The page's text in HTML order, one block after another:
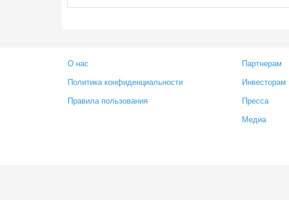
О нас
Политика конфиденциальности
Правила пользования
Партнерам
Инвесторам
Пресса
Медиа